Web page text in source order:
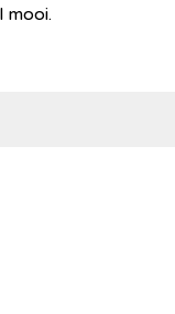
mooi.